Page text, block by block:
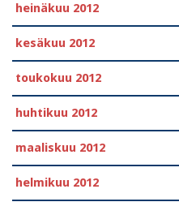
heinäkuu 2012
kesäkuu 2012
toukokuu 2012
huhtikuu 2012
maaliskuu 2012
helmikuu 2012